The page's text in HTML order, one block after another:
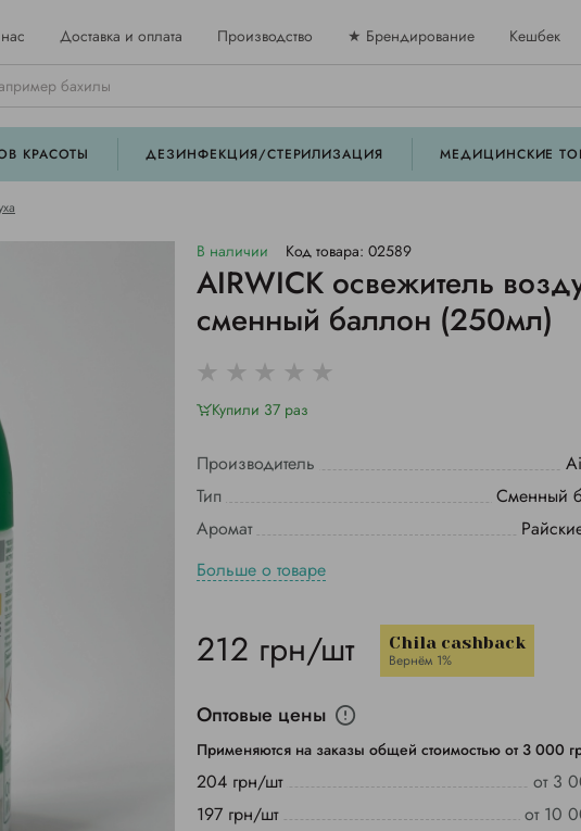
Доставка и оплата Производство ★ Брендирование Кешбек
КРАСОТЫ ДЕЗИНФЕКЦИЯ/СТЕРИЛИЗАЦИЯ МЕДИЦИНСКИЕ
В наличии Код товара: 02589
АIRWICK освежитель
сменный баллон (250мл)
Купили 37 раз
Производитель
Тип
Сменный
Аромат
Больше о товаре
212 грн/шт Chila cashback
Вернём 1%
Оптовые цены
Применяются на заказы общей стоимостью от 3 000
204 грн/шт
от 3
197 грн/шт
от 10